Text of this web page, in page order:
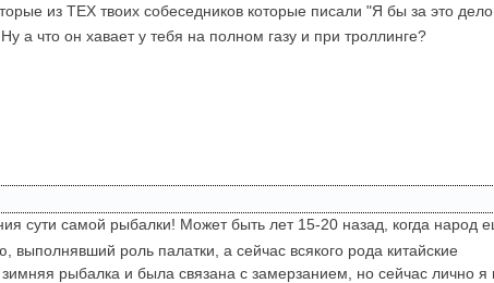
из ТЕХ твоих собеседников которые писали "Я бы за это дело
Ну а что он хавает у тебя на полном газу и при троллинге?
сути самой рыбалки! Может быть лет 15-20 назад, когда народ
роль палатки, а сейчас всякого рода китайские
рыбалка и была связана с замерзанием, но сейчас лично я